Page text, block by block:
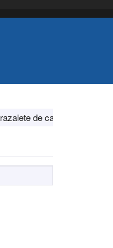
capitán en el Real